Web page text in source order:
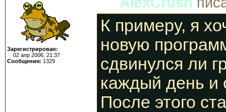
Зарегистрирован:
02 апр 2006, 21:37
Сообщения: 1329
К примеру, я
новую
сдвинулся ли
каждый день и
После этого